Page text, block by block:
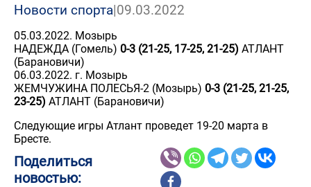
Новости спорта|09.03.2022
05.03.2022. Мозырь
НАДЕЖДА (Гомель) 0-3 (21-25, 17-25, 21-25) АТЛАНТ
(Барановичи)
06.03.2022. г. Мозырь
ЖЕМЧУЖИНА ПОЛЕСЬЯ-2 (Мозырь) 0-3 (21-25, 21-25,
23-25) АТЛАНТ (Барановичи)
Следующие игры Атлант проведет 19-20 марта в
Бресте.
Поделиться
новостью: